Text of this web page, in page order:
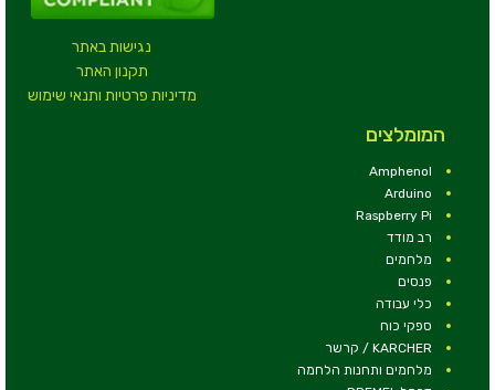
נגישות באתר
תקנון האתר
מדיניות פרטיות ותנאי שימוש
המומלצים
Amphenol
Arduino
Raspberry Pi
רב מודד
מלחמים
פנסים
כלי עבודה
ספקי כוח
KARCHER / קרשר
מלחמים ותחנות הלחמה